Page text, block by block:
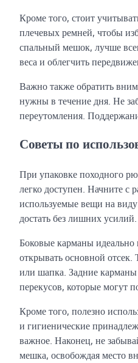
Кроме того, стоит
плечевых ремней, чтобы
спальный мешок, лучше
веса и облегчить
Важно также обратить
нужны в течение дня. Не
переутомления.
Советы по
При упаковке походного
легко доступен. Начните с
используемые вещи на
достать без лишних усилий.
Боковые карманы идеально
открывать основной
или шапка. Задние
перекусов, которые могут
Кроме того, полезно
и гигиенические
важное. Наконец, не
мешка, освобождая место